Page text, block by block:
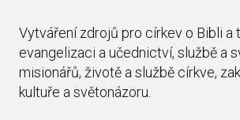
Vytváření zdrojů pro církev o Bibli a
evangelizaci a učednictví, službě a
misionářů, životě a službě církve,
kultuře a světonázoru.